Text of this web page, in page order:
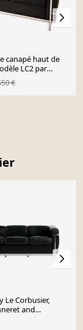
canapé haut de
LC2 par
pour Cassina
€
Le Corbusier,
and
for Cassina